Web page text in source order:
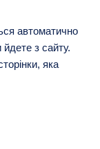
автоматично
йдете з сайту.
яка